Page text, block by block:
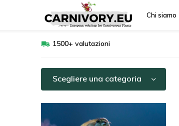
Chi siamo
1500+ valutazioni
Scegliere una categoria